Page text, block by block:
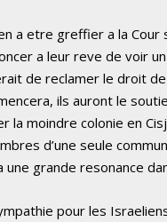
a etre greffier a la Cour
a leur reve de voir
de reclamer le droit
ils auront le
la moindre colonie en
d’une seule
grande resonance
pour les